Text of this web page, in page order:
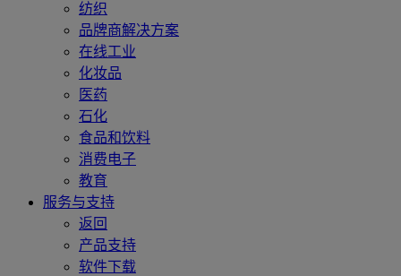
纺织
品牌商解决方案
在线工业
化妆品
医药
石化
食品和饮料
消费电子
教育
服务与支持
返回
产品支持
软件下载